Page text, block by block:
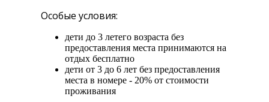
Особые условия:
дети до 3 летего возраста без
предоставления места принимаются на
отдых бесплатно
дети от 3 до 6 лет без предоставления
места в номере - 20% от стоимости
проживания